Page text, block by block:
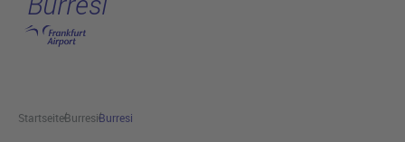
Hauptinhalt anspringen
StartseiteBurresiBurresi